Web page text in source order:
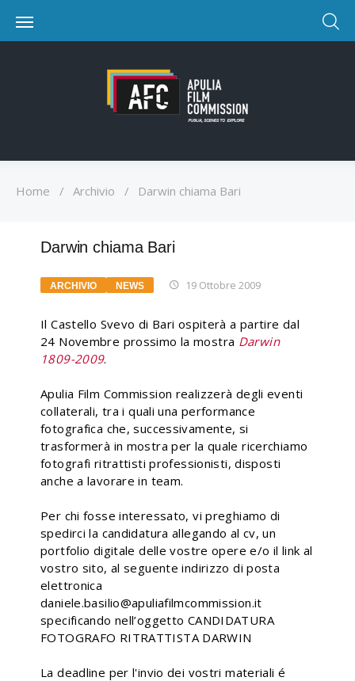
Home / Archivio / Darwin chiama Bari
Darwin chiama Bari
ARCHIVIO NEWS 19 Ottobre 2009
Il Castello Svevo di Bari ospiterà a partire dal
24 Novembre prossimo la mostra Darwin
1809-2009.
Apulia Film Commission realizzerà degli eventi
collaterali, tra i quali una performance
fotografica che, successivamente, si
trasformerà in mostra per la quale ricerchiamo
fotografi ritrattisti professionisti, disposti
anche a lavorare in team.
Per chi fosse interessato, vi preghiamo di
spedirci la candidatura allegando al cv, un
portfolio digitale delle vostre opere e/o il link al
vostro sito, al seguente indirizzo di posta
elettronica
daniele.basilio@apuliafilmcommission.it
specificando nell’oggetto CANDIDATURA
FOTOGRAFO RITRATTISTA DARWIN
La deadline per l'invio dei vostri materiali é